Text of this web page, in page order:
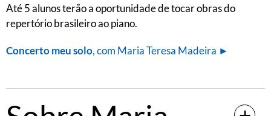
Até 5 alunos terão a oportunidade de tocar obras do
repertório brasileiro ao piano.
Concerto meu solo, com Maria Teresa Madeira ►